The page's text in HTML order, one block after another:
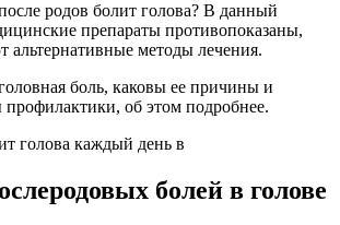
родов болит голова? В данный
препараты противопоказаны,
альтернативные методы лечения.
боль, каковы ее причины и
об этом подробнее.
болей в голове